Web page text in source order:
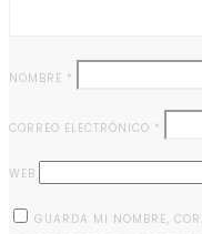
NOMBRE *
CORREO ELECTRÓNICO *
WEB
GUARDA MI NOMBRE,